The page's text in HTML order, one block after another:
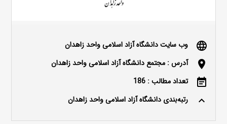
language وب سایت دانشگاه آزاد اسلامی واحد زاهدان
location_on آدرس : مجتمع دانشگاه آزاد اسلامی واحد زاهدان
event_note تعداد مطالب : 186
keyboard_arrow_up رتبه‌بندی دانشگاه آزاد اسلامی واحد زاهدان